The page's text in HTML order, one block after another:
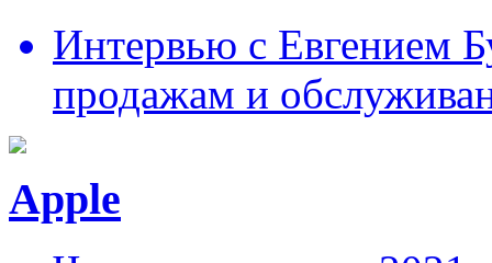
Интервью с Евгением
продажам и
Apple